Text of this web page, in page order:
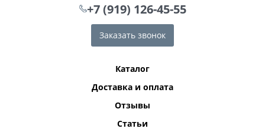
+7 (919) 126-45-55
Заказать звонок
Каталог
Доставка и оплата
Отзывы
Статьи